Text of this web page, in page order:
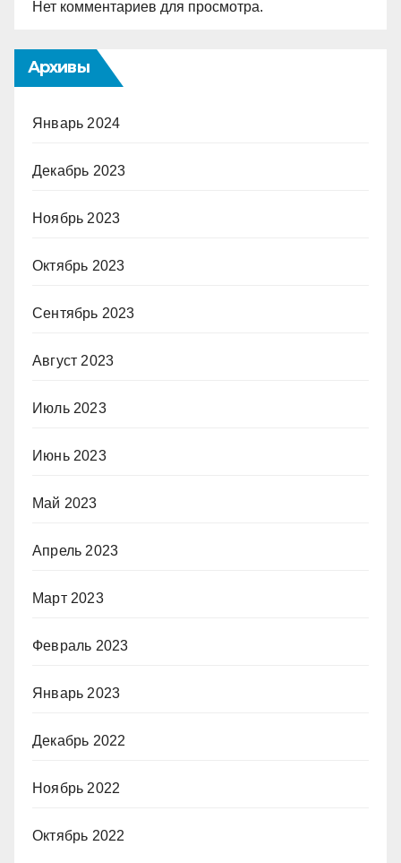
Нет комментариев для просмотра.
Архивы
Январь 2024
Декабрь 2023
Ноябрь 2023
Октябрь 2023
Сентябрь 2023
Август 2023
Июль 2023
Июнь 2023
Май 2023
Апрель 2023
Март 2023
Февраль 2023
Январь 2023
Декабрь 2022
Ноябрь 2022
Октябрь 2022